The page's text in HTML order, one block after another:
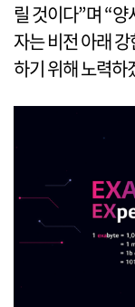
릴 것이다”며 “
자는 비전 아래
하기 위해 노력하